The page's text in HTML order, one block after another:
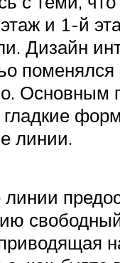
и 1-й
Дизайн
поменялся
Основным
линии.